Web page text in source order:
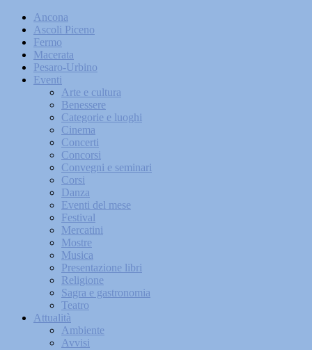
Ancona
Ascoli Piceno
Fermo
Macerata
Pesaro-Urbino
Eventi
Arte e cultura
Benessere
Categorie e luoghi
Cinema
Concerti
Concorsi
Convegni e seminari
Corsi
Danza
Eventi del mese
Festival
Mercatini
Mostre
Musica
Presentazione libri
Religione
Sagra e gastronomia
Teatro
Attualità
Ambiente
Avvisi